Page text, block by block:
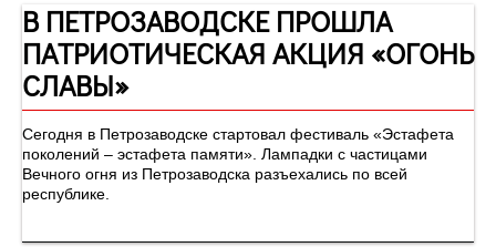
В ПЕТРОЗАВОДСКЕ ПРОШЛА
ПАТРИОТИЧЕСКАЯ АКЦИЯ «ОГОНЬ
СЛАВЫ»
Сегодня в Петрозаводске стартовал фестиваль «Эстафета
поколений – эстафета памяти». Лампадки с частицами
Вечного огня из Петрозаводска разъехались по всей
республике.